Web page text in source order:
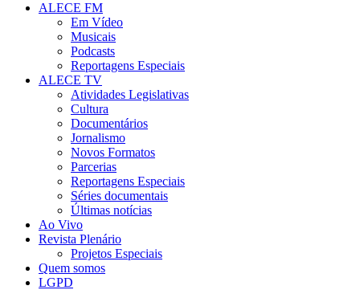
ALECE FM
Em Vídeo
Musicais
Podcasts
Reportagens Especiais
ALECE TV
Atividades Legislativas
Cultura
Documentários
Jornalismo
Novos Formatos
Parcerias
Reportagens Especiais
Séries documentais
Últimas notícias
Ao Vivo
Revista Plenário
Projetos Especiais
Quem somos
LGPD